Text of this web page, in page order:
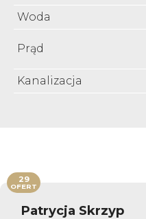
Woda
Prąd
Kanalizacja
Patrycja Skrzyp
29
OFERT